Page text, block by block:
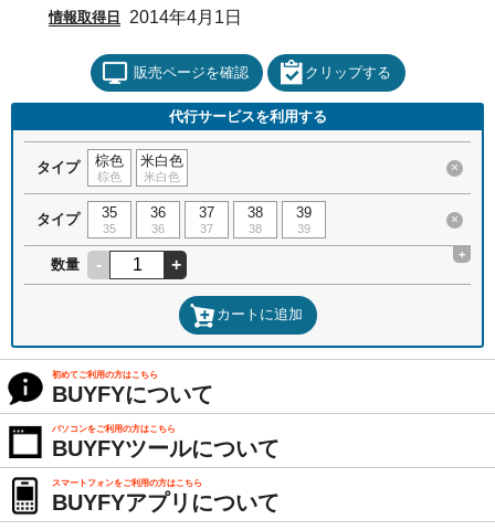
情報取得日 2014年4月1日
販売ページを確認 クリップする
代行サービスを利用する
タイプ 棕色
棕色
米白色
米白色
×
タイプ 35
35
36
36
37
37
38
38
39
39
×
数量 - +
+
カートに追加
初めてご利用の方はこちら
BUYFYについて
パソコンをご利用の方はこちら
BUYFYツールについて
スマートフォンをご利用の方はこちら
BUYFYアプリについて